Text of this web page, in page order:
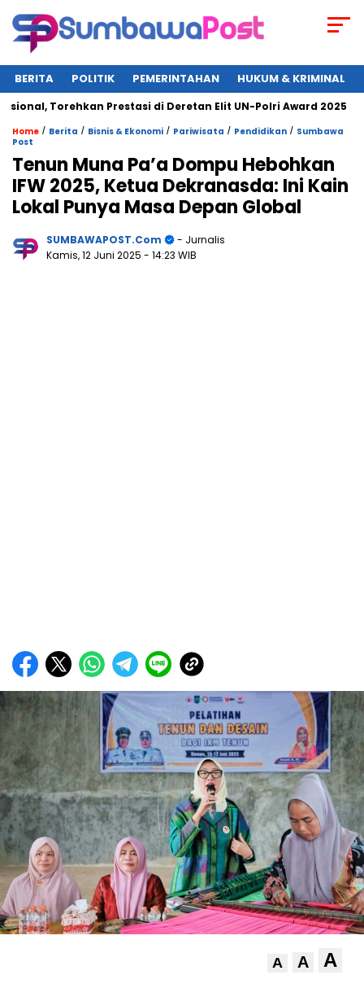
BERITA POLITIK PEMERINTAHAN HUKUM & KRIMINAL
Torehkan Prestasi di Deretan Elit UN-Polri Award 2025
Home / Berita / Bisnis & Ekonomi / Pariwisata / Pendidikan / Sumbawa
Post
Tenun Muna Pa’a Dompu Hebohkan
IFW 2025, Ketua Dekranasda: Ini Kain
Lokal Punya Masa Depan Global
SUMBAWAPOST.com
- Jurnalis
Kamis, 12 Juni 2025 - 14:23 WIB
A A A